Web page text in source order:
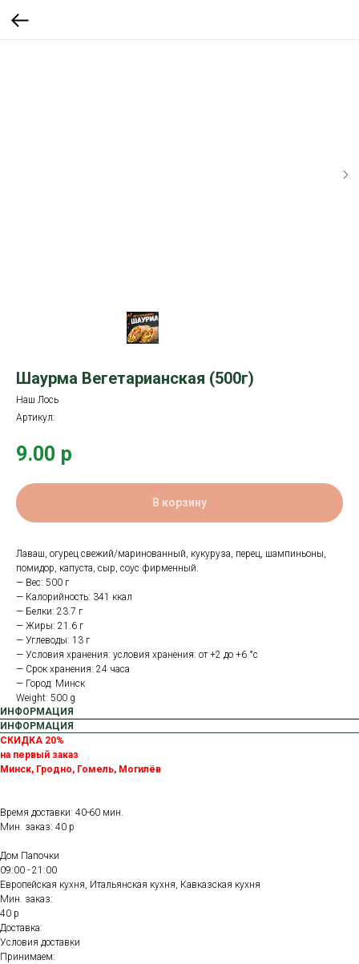
Шаурма Вегетарианская (500г)
Наш Лось
Артикул:
9.00 р
В корзину
Лаваш, огурец свежий/маринованный, кукуруза, перец, шампиньоны,
помидор, капуста, сыр, соус фирменный.
— Вес: 500 г
— Калорийность: 341 ккал
— Белки: 23.7 г
— Жиры: 21.6 г
— Углеводы: 13 г
— Условия хранения: условия хранения: от +2 до +6 °с
— Срок хранения: 24 часа
— Город: Минск
Weight: 500 g
ИНФОРМАЦИЯ
ИНФОРМАЦИЯ
СКИДКА 20%
на первый заказ
Минск, Гродно, Гомель, Могилёв
Время доставки: 40-60 мин.
Мин. заказ: 40 р
Дом Папочки
09:00 - 21:00
Европейская кухня, Итальянская кухня, Кавказская кухня
Мин. заказ:
40 р
Доставка:
Условия доставки
Принимаем: